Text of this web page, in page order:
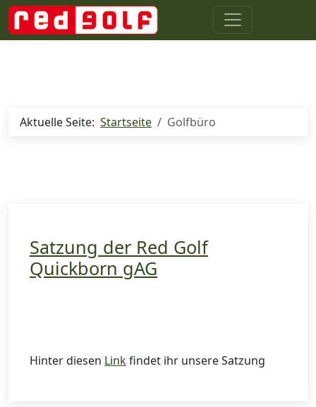
Aktuelle Seite: Startseite Golfbüro
Satzung der Red Golf
Quickborn gAG
Hinter diesen Linkfindet ihr unsere Satzung